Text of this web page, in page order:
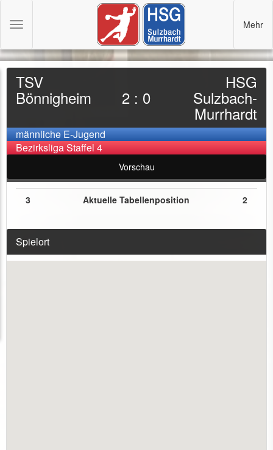
TSV
Bönnigheim 2 : 0
HSG
Sulzbach-
Murrhardt
männliche E-Jugend
Bezirksliga Staffel 4
Vorschau
3 Aktuelle Tabellenposition 2
Spielort
Toggle
Mehr